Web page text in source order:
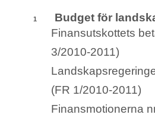
1 Budget för
Finansutskottets
3/2010-2011)
(FR 1/2010-2011)
Finansmotionerna